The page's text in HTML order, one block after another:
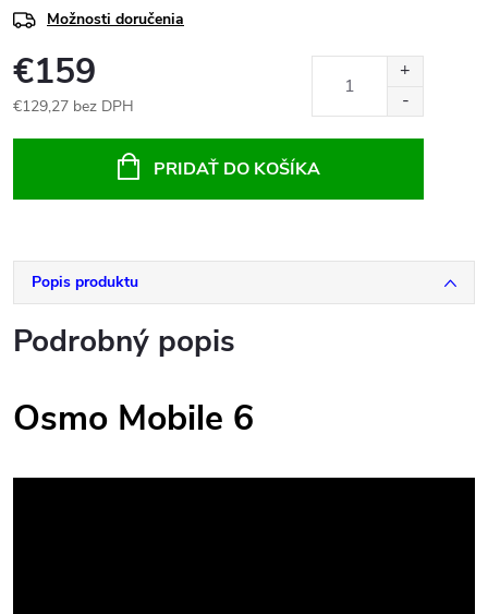
Možnosti doručenia
€159
€129,27 bez DPH
PRIDAŤ DO KOŠÍKA
Popis produktu
Podrobný popis
Osmo Mobile 6